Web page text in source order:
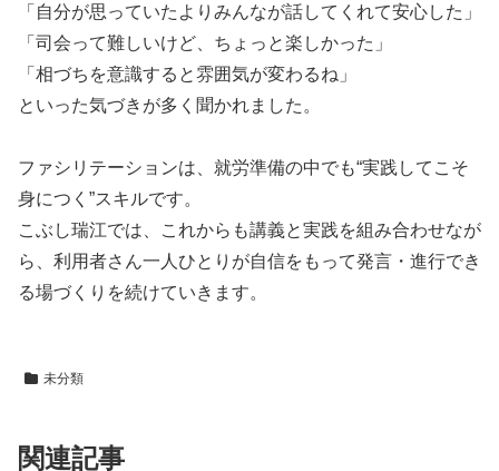
「自分が思っていたよりみんなが話してくれて安心した」
「司会って難しいけど、ちょっと楽しかった」
「相づちを意識すると雰囲気が変わるね」
といった気づきが多く聞かれました。
ファシリテーションは、就労準備の中でも“実践してこそ
身につく”スキルです。
こぶし瑞江では、これからも講義と実践を組み合わせなが
ら、利用者さん一人ひとりが自信をもって発言・進行でき
る場づくりを続けていきます。
未分類
関連記事